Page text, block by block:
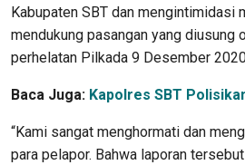
Kabupaten SBT dan mengintimidasi
mendukung pasangan yang diusung
perhelatan Pilkada 9 Desember
Baca Juga: Kapolres SBT
“Kami sangat menghormati dan
para pelapor. Bahwa laporan